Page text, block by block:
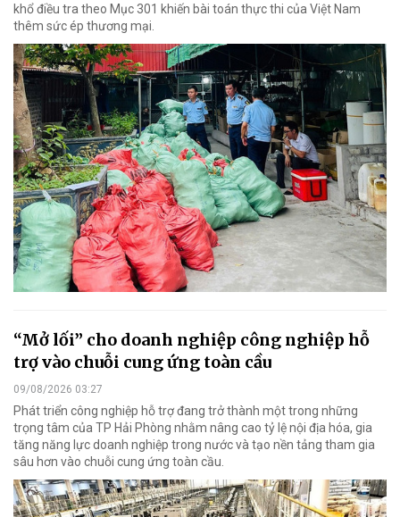
khổ điều tra theo Mục 301 khiến bài toán thực thi của Việt Nam
thêm sức ép thương mại.
“Mở lối” cho doanh nghiệp công nghiệp hỗ
trợ vào chuỗi cung ứng toàn cầu
09/08/2026 03:27
Phát triển công nghiệp hỗ trợ đang trở thành một trong những
trọng tâm của TP Hải Phòng nhằm nâng cao tỷ lệ nội địa hóa, gia
tăng năng lực doanh nghiệp trong nước và tạo nền tảng tham gia
sâu hơn vào chuỗi cung ứng toàn cầu.